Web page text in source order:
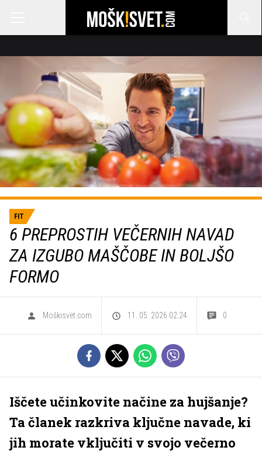
FIT
6 PREPROSTIH VEČERNIH NAVAD
ZA IZGUBO MAŠČOBE IN BOLJŠO
FORMO
Moškisvet.com 11. 05. 2026 02.24 0
Iščete učinkovite načine za hujšanje?
Ta članek razkriva ključne navade, ki
jih morate vključiti v svojo večerno